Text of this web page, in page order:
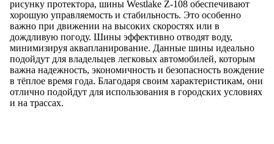
рисунку протектора, шины Westlake Z-108 обеспечивают
хорошую управляемость и стабильность. Это особенно
важно при движении на высоких скоростях или в
дождливую погоду. Шины эффективно отводят воду,
минимизируя аквапланирование. Данные шины идеально
подойдут для владельцев легковых автомобилей, которым
важна надежность, экономичность и безопасность вождение
в тёплое время года. Благодаря своим характеристикам, они
отлично подойдут для использования в городских условиях
и на трассах.